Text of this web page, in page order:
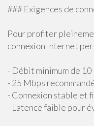
### Exigences de
Pour profiter
connexion Internet
- Débit minimum de
- 25 Mbps
- Connexion stable et
- Latence faible pour